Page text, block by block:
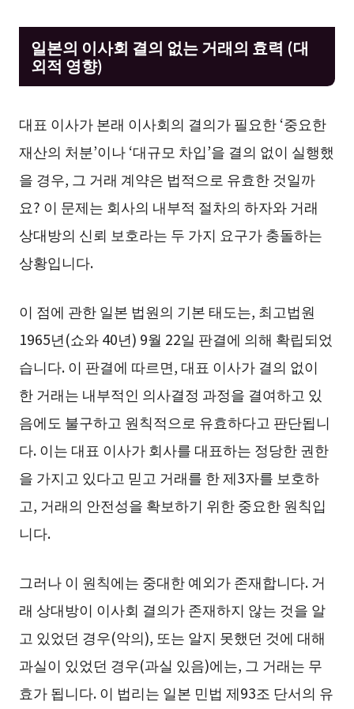
일본의 이사회 결의 없는 거래의 효력 (대
외적 영향)
대표 이사가 본래 이사회의 결의가 필요한 ‘중요한
재산의 처분’이나 ‘대규모 차입’을 결의 없이 실행했
을 경우, 그 거래 계약은 법적으로 유효한 것일까
요? 이 문제는 회사의 내부적 절차의 하자와 거래
상대방의 신뢰 보호라는 두 가지 요구가 충돌하는
상황입니다.
이 점에 관한 일본 법원의 기본 태도는, 최고법원
1965년(쇼와 40년) 9월 22일 판결에 의해 확립되었
습니다. 이 판결에 따르면, 대표 이사가 결의 없이
한 거래는 내부적인 의사결정 과정을 결여하고 있
음에도 불구하고 원칙적으로 유효하다고 판단됩니
다. 이는 대표 이사가 회사를 대표하는 정당한 권한
을 가지고 있다고 믿고 거래를 한 제3자를 보호하
고, 거래의 안전성을 확보하기 위한 중요한 원칙입
니다.
그러나 이 원칙에는 중대한 예외가 존재합니다. 거
래 상대방이 이사회 결의가 존재하지 않는 것을 알
고 있었던 경우(악의), 또는 알지 못했던 것에 대해
과실이 있었던 경우(과실 있음)에는, 그 거래는 무
효가 됩니다. 이 법리는 일본 민법 제93조 단서의 유